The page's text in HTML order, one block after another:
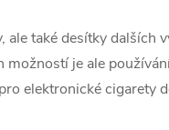
ale také desítky dalších
je ale
elektronické cigarety